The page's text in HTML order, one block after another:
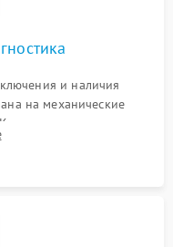
и наличия
на механические
для оценки вывода
артефактов на